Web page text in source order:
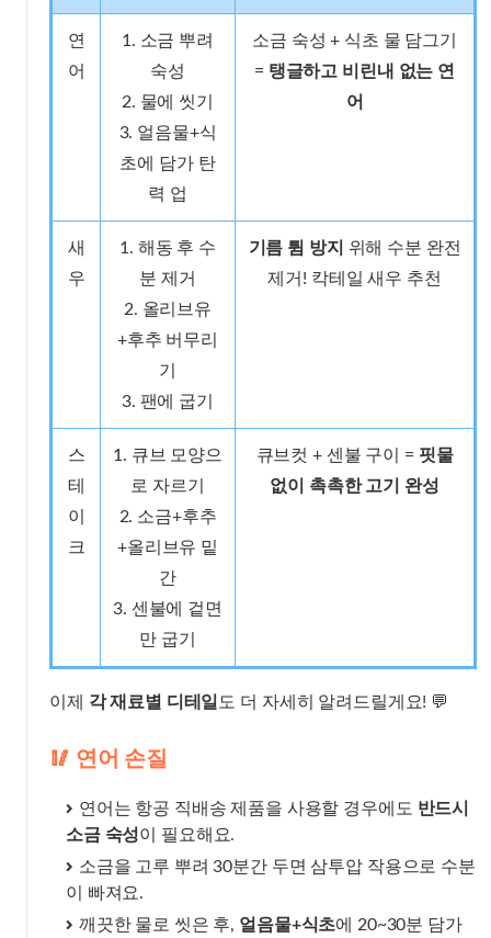
연
어
1. 소금 뿌려
숙성
2. 물에 씻기
3. 얼음물+식
초에 담가 탄
력 업
소금 숙성 + 식초 물 담그기
= 탱글하고 비린내 없는 연
어
새
우
1. 해동 후 수
분 제거
2. 올리브유
+후추 버무리
기
3. 팬에 굽기
기름 튐 방지
위해 수분 완전
제거! 칵테일 새우 추천
스
테
이
크
1. 큐브 모양으
로 자르기
2. 소금+후추
+올리브유 밑
간
3. 센불에 겉면
만 굽기
큐브컷 + 센불 구이 = 핏물
없이 촉촉한 고기 완성
이제 각 재료별 디테일 도 더 자세히 알려드릴게요! 💬
🥢 연어 손질
연어는 항공 직배송 제품을 사용할 경우에도 반드시
소금 숙성이 필요해요.
소금을 고루 뿌려 30분간 두면 삼투압 작용으로 수분
이 빠져요.
깨끗한 물로 씻은 후, 얼음물+식초에 20~30분 담가